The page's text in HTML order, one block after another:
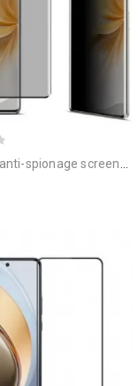
screenprotector van gehard glas voor v40 lite 5g